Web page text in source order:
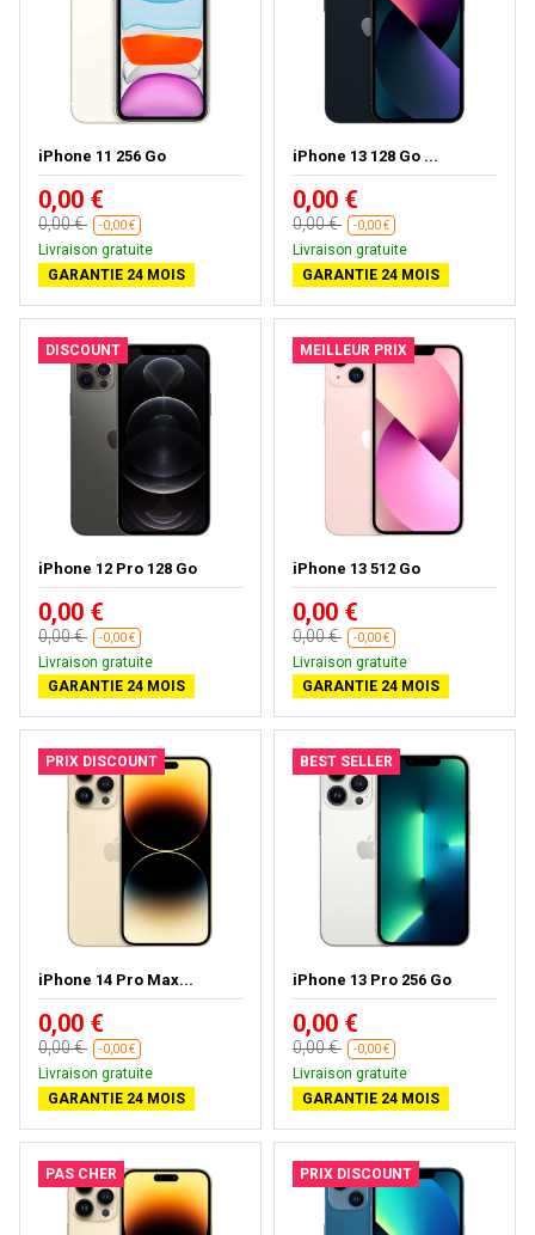
iPhone 11 256 Go
0,00 €
0,00 € -0,00 €
Livraison gratuite
GARANTIE 24 MOIS
iPhone 13 128 Go ...
0,00 €
0,00 € -0,00 €
Livraison gratuite
GARANTIE 24 MOIS
DISCOUNT
iPhone 12 Pro 128 Go
0,00 €
0,00 € -0,00 €
Livraison gratuite
GARANTIE 24 MOIS
MEILLEUR PRIX
iPhone 13 512 Go
0,00 €
0,00 € -0,00 €
Livraison gratuite
GARANTIE 24 MOIS
PRIX DISCOUNT
iPhone 14 Pro Max...
0,00 €
0,00 € -0,00 €
Livraison gratuite
GARANTIE 24 MOIS
BEST SELLER
iPhone 13 Pro 256 Go
0,00 €
0,00 € -0,00 €
Livraison gratuite
GARANTIE 24 MOIS
PAS CHER PRIX DISCOUNT